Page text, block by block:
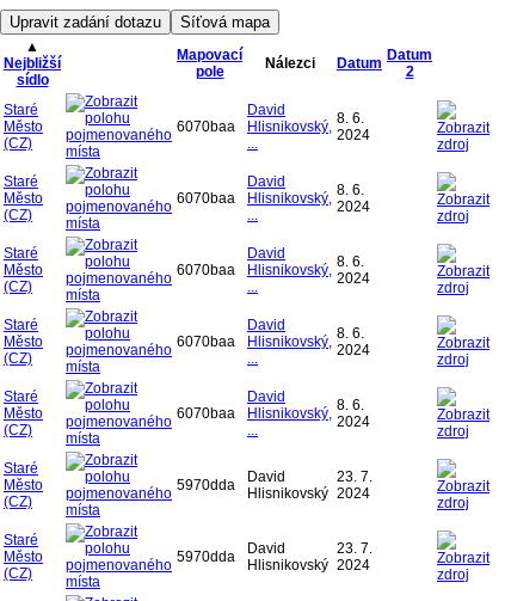
▲
Nejbližší
sídlo
Mapovací
pole
Nálezci Datum Datum
2
Staré
Město
(CZ)
6070baa
David
Hlisnikovský,
...
8. 6.
2024
Staré
Město
(CZ)
6070baa
David
Hlisnikovský,
...
8. 6.
2024
Staré
Město
(CZ)
6070baa
David
Hlisnikovský,
...
8. 6.
2024
Staré
Město
(CZ)
6070baa
David
Hlisnikovský,
...
8. 6.
2024
Staré
Město
(CZ)
6070baa
David
Hlisnikovský,
...
8. 6.
2024
Staré
Město
(CZ)
5970dda
David
Hlisnikovský
23. 7.
2024
Staré
Město
(CZ)
5970dda
David
Hlisnikovský
23. 7.
2024